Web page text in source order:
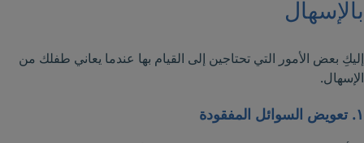
بالإسھال
إليكِ بعض الأمور التي تحتاجين إلى القيام بها عندما يعاني طفلك من
الإسهال.
١. تعويض السوائل المفقودة